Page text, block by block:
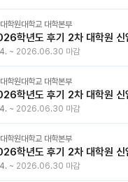
학원대학교 대학본부
학년도 후기 2차 대학원 신
~ 2026.06.30 마감
학원대학교 대학본부
학년도 후기 2차 대학원 신
~ 2026.06.30 마감
학원대학교 대학본부
학년도 후기 2차 대학원
~ 2026.06.30 마감